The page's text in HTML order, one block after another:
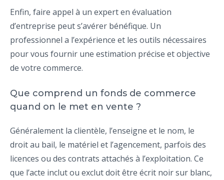
Enfin, faire appel à un expert en évaluation
d’entreprise peut s’avérer bénéfique. Un
professionnel a l’expérience et les outils nécessaires
pour vous fournir une estimation précise et objective
de votre commerce.
Que comprend un fonds de commerce
quand on le met en vente ?
Généralement la clientèle, l’enseigne et le nom, le
droit au bail, le matériel et l’agencement, parfois des
licences ou des contrats attachés à l’exploitation. Ce
que l’acte inclut ou exclut doit être écrit noir sur blanc,